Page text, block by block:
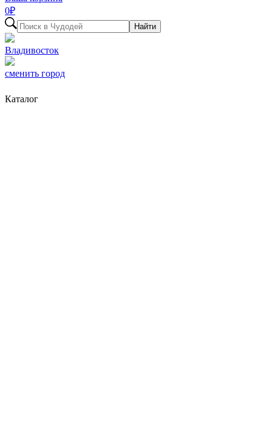
0₽
Найти
Владивосток
сменить город
Каталог